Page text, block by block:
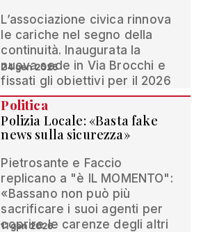
L’associazione civica rinnova
le cariche nel segno della
continuità. Inaugurata la
nuova sede in Via Brocchi e
fissati gli obiettivi per il 2026
24 gen 2026
Politica
Polizia Locale: «Basta fake
news sulla sicurezza»
Pietrosante e Faccio
replicano a "è IL MOMENTO":
«Bassano non può più
sacrificare i suoi agenti per
coprire le carenze degli altri
11 gen 2026